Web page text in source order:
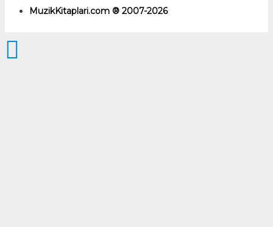
MuzikKitaplari.com ® 2007-2026